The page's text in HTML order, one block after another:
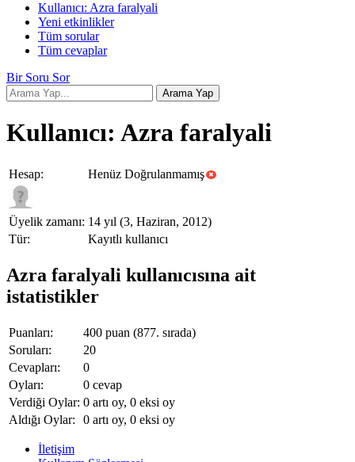
Kullanıcı: Azra faralyali
Yeni etkinlikler
Tüm sorular
Tüm cevaplar
Bir Soru Sor
Kullanıcı: Azra faralyali
Hesap: Henüz Doğrulanmamış
Üyelik zamanı: 14 yıl (3, Haziran, 2012)
Tür:
Kayıtlı kullanıcı
Azra faralyali kullanıcısına ait
istatistikler
Puanları: 400 puan (877. sırada)
Soruları:
20
Cevapları:
0
Oyları:
0 cevap
Verdiği Oylar: 0 artı oy, 0 eksi oy
Aldığı Oylar:
0 artı oy, 0 eksi oy
İletişim